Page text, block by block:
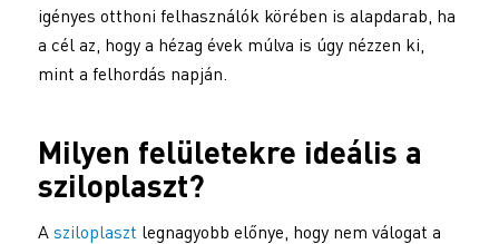
igényes otthoni felhasználók körében is alapdarab, ha
a cél az, hogy a hézag évek múlva is úgy nézzen ki,
mint a felhordás napján.
Milyen felületekre ideális a
sziloplaszt?
A sziloplaszt legnagyobb előnye, hogy nem válogat a